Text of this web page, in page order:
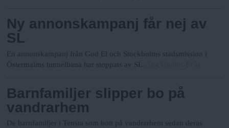
Ny annonskampanj får nej av
SL
En annonskampanj från God El och Stockholms stadsmission i
Östermalms tunnelbana har stoppats av SL.
Barnfamiljer slipper bo på
vandrarhem
De barnfamiljer i Tensta som bott på vandrarhem sedan deras